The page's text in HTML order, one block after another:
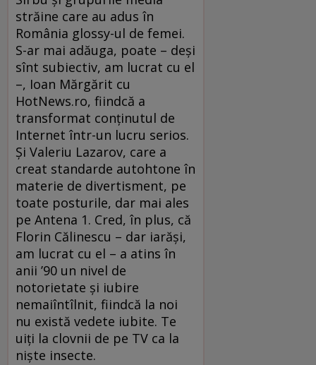
străine care au adus în
România glossy-ul de femei.
S-ar mai adăuga, poate – deşi
sînt subiectiv, am lucrat cu el
–, Ioan Mărgărit cu
HotNews.ro, fiindcă a
transformat conţinutul de
Internet într-un lucru serios.
Şi Valeriu Lazarov, care a
creat standarde autohtone în
materie de divertisment, pe
toate posturile, dar mai ales
pe Antena 1. Cred, în plus, că
Florin Călinescu – dar iarăşi,
am lucrat cu el – a atins în
anii ’90 un nivel de
notorietate şi iubire
nemaiîntîlnit, fiindcă la noi
nu există vedete iubite. Te
uiţi la clovnii de pe TV ca la
nişte insecte.